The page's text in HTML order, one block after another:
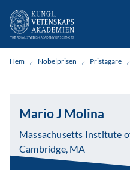
Hem Nobelprisen Pristagare
Mario J Molina
Massachusetts Institute
Cambridge, MA